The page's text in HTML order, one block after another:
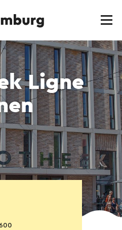
Ligne